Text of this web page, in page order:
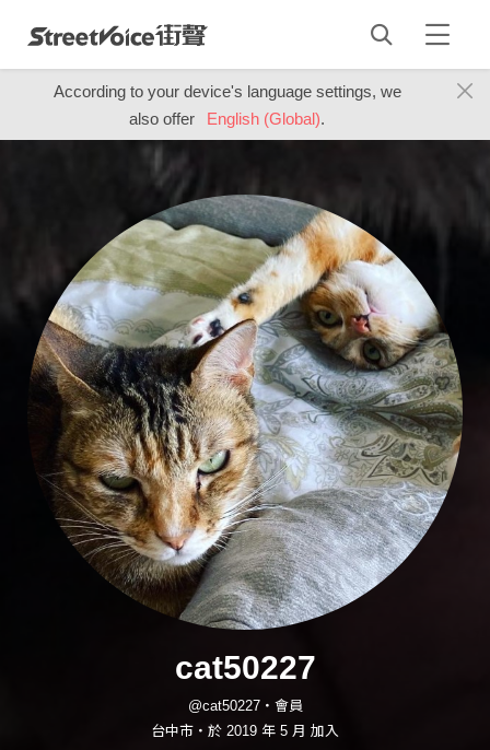
According to your device's language settings, we
also offer
English (Global).
cat50227
@cat50227・會員
台中市・於 2019 年 5 月 加入